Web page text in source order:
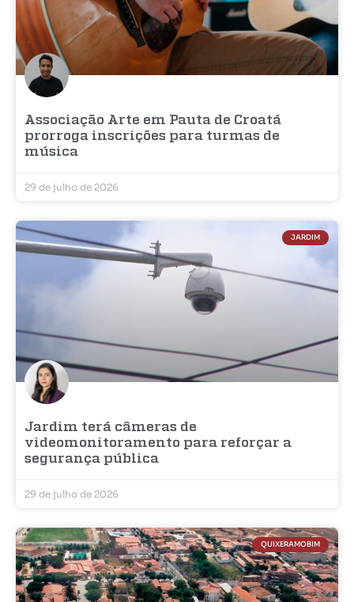
Associação Arte em Pauta de Croatá
prorroga inscrições para turmas de
música
29 de julho de 2026
JARDIM
Jardim terá câmeras de
videomonitoramento para reforçar a
segurança pública
29 de julho de 2026
QUIXERAMOBIM